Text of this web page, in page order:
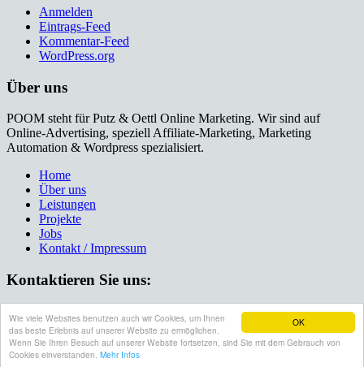
OK
Wie viele Websites benutzen auch wir Cookies, um Ihnen
das beste Erlebnis auf unserer Website zu ermöglichen.
Wenn Sie Ihren Besuch auf unserer Website fortsetzen, sind Sie mit dem Gebrauch von
Cookies einverstanden. Mehr Infos
Anmelden
Eintrags-Feed
Kommentar-Feed
WordPress.org
Über uns
POOM steht für Putz & Oettl Online Marketing. Wir sind auf
Online-Advertising, speziell Affiliate-Marketing, Marketing
Automation & Wordpress spezialisiert.
Home
Über uns
Leistungen
Projekte
Jobs
Kontakt / Impressum
Kontaktieren Sie uns:
info@poom.eu
© 2015 Putz & Oettl Online Marketing
Top